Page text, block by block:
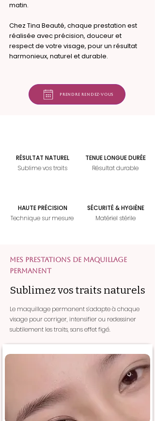
matin.
Chez Tina Beauté, chaque prestation est
réalisée avec précision, douceur et
respect de votre visage, pour un résultat
harmonieux, naturel et durable.
Prendre rendez-vous
RÉSULTAT NATUREL
Sublime vos traits
HAUTE PRÉCISION
Technique sur mesure
TENUE LONGUE DURÉE
Résultat durable
SÉCURITÉ & HYGIÈNE
Matériel stérile
Mes prestations de maquillage
permanent
Sublimez vos traits naturels
Le maquillage permanent s’adapte à chaque
visage pour corriger, intensifier ou redessiner
subtilement les traits, sans effet figé.